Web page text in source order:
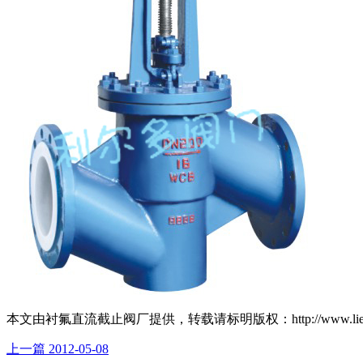
本文由衬氟直流截止阀厂提供，转载请标明版权：http://
上一篇 2012-05-08